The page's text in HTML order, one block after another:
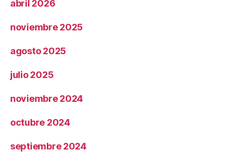
abril 2026
noviembre 2025
agosto 2025
julio 2025
noviembre 2024
octubre 2024
septiembre 2024